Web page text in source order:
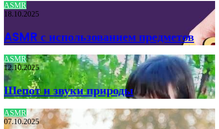
ASMR
18.10.2025
ASMR с использованием предметов
ASMR
12.10.2025
Шепот и звуки природы
ASMR
07.10.2025